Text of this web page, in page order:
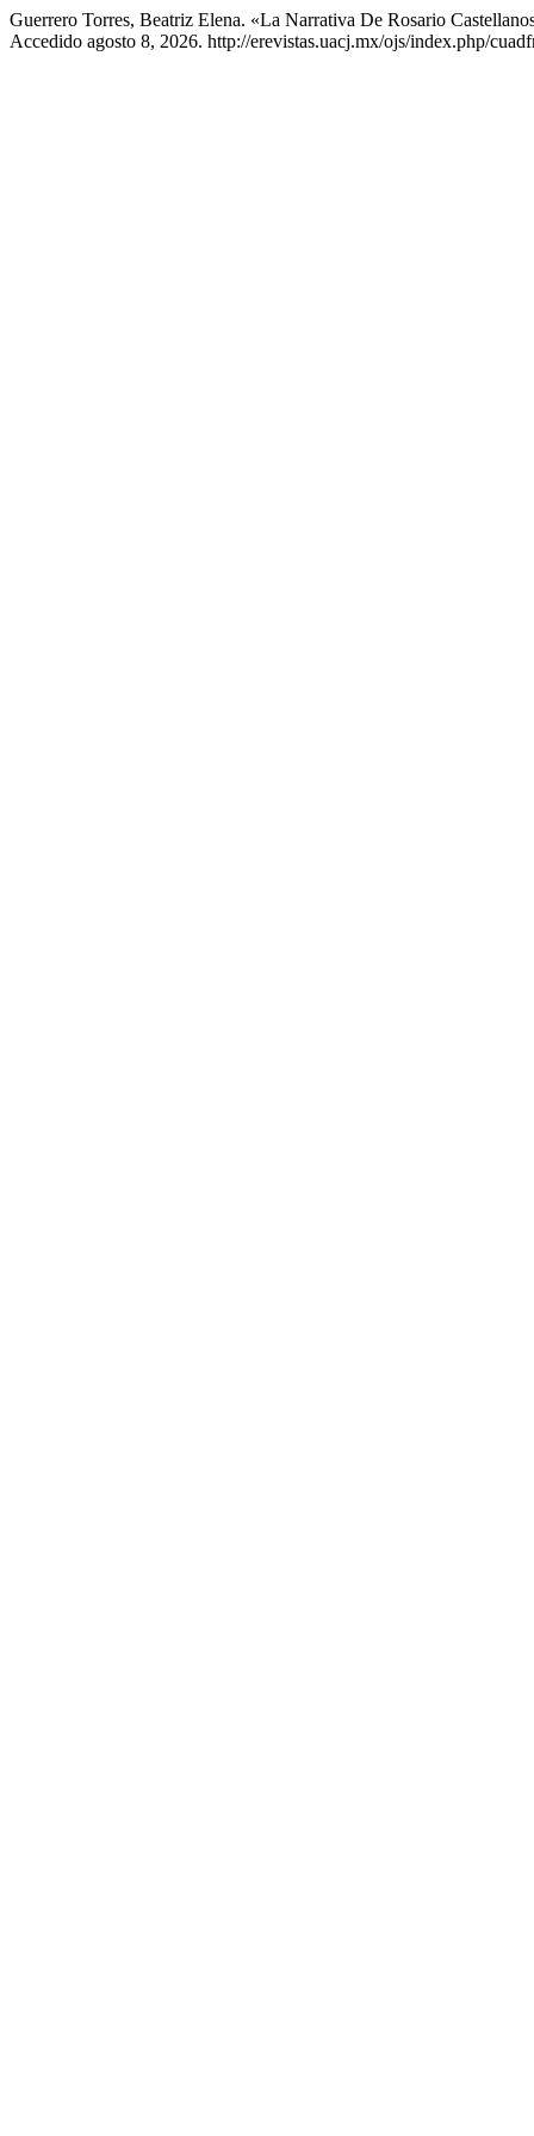
Guerrero Torres, Beatriz Elena. «La Narrativa De Rosario
Accedido agosto 8, 2026. http://erevistas.uacj.mx/ojs/index.php/